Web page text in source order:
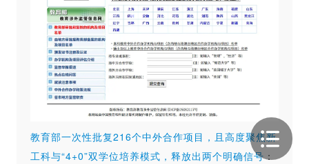
教育部一次性批复216个中外合作项目，且高度聚焦新
工科与“4+0”双学位培养模式，释放出两个明确信号：